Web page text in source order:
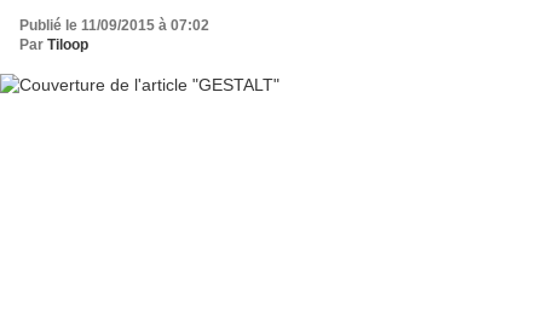
Publié le 11/09/2015 à 07:02
Par Tiloop